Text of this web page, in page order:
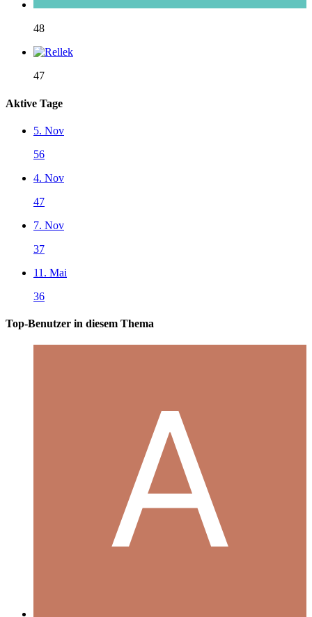
48
47
Aktive Tage
5. Nov
56
4. Nov
47
7. Nov
37
11. Mai
36
Top-Benutzer in diesem Thema